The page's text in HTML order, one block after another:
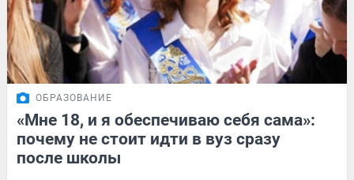
ОБРАЗОВАНИЕ
«Мне 18, и я обеспечиваю себя сама»:
почему не стоит идти в вуз сразу
после школы